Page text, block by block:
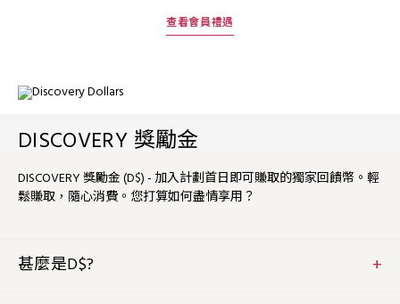
查看會員禮遇
DISCOVERY 獎勵金
DISCOVERY 獎勵金 (D$) - 加入計劃首日即可賺取的獨家回饋幣。輕
鬆賺取，隨心消費。您打算如何盡情享用？
甚麼是D$?